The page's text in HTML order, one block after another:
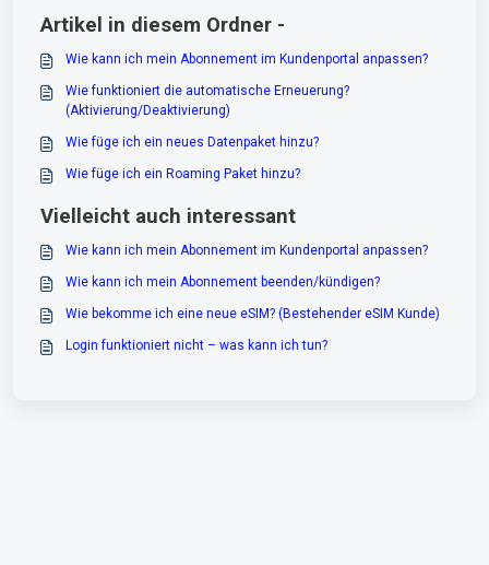
Artikel in diesem Ordner -
Wie kann ich mein Abonnement im Kundenportal anpassen?
Wie funktioniert die automatische Erneuerung?
(Aktivierung/Deaktivierung)
Wie füge ich ein neues Datenpaket hinzu?
Wie füge ich ein Roaming Paket hinzu?
Vielleicht auch interessant
Wie kann ich mein Abonnement im Kundenportal anpassen?
Wie kann ich mein Abonnement beenden/kündigen?
Wie bekomme ich eine neue eSIM? (Bestehender eSIM Kunde)
Login funktioniert nicht – was kann ich tun?